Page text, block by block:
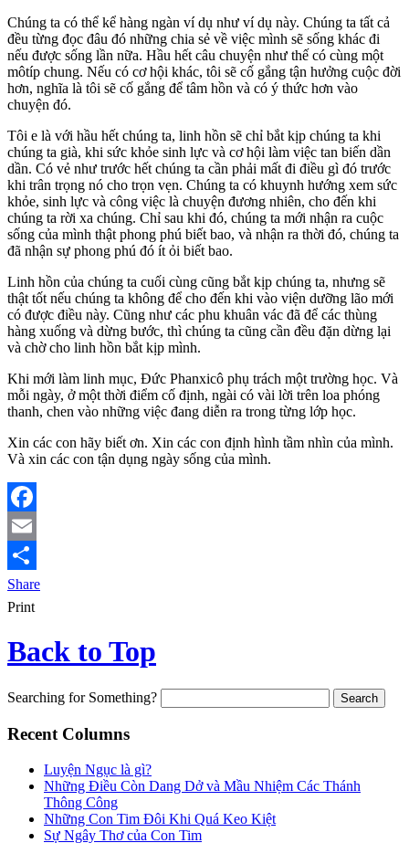
Chúng ta có thể kể hàng ngàn ví dụ như ví dụ này. Chúng ta tất cả
đều từng đọc đâu đó những chia sẻ về việc mình sẽ sống khác đi
nếu được sống lần nữa. Hầu hết câu chuyện như thế có cùng một
môtíp chung. Nếu có cơ hội khác, tôi sẽ cố gắng tận hưởng cuộc đời
hơn, nghĩa là tôi sẽ cố gắng để tâm hồn và có ý thức hơn vào
chuyện đó.
Tôi e là với hầu hết chúng ta, linh hồn sẽ chỉ bắt kịp chúng ta khi
chúng ta già, khi sức khỏe sinh lực và cơ hội làm việc tan biến dần
dần. Có vẻ như trước hết chúng ta cần phải mất đi điều gì đó trước
khi trân trọng nó cho trọn vẹn. Chúng ta có khuynh hướng xem sức
khỏe, sinh lực và công việc là chuyện đương nhiên, cho đến khi
chúng ta rời xa chúng. Chỉ sau khi đó, chúng ta mới nhận ra cuộc
sống của mình thật phong phú biết bao, và nhận ra thời đó, chúng ta
đã nhận sự phong phú đó ít ỏi biết bao.
Linh hồn của chúng ta cuối cùng cũng bắt kịp chúng ta, nhưng sẽ
thật tốt nếu chúng ta không để cho đến khi vào viện dưỡng lão mới
có được điều này. Cũng như các phu khuân vác đã để các thùng
hàng xuống và dừng bước, thì chúng ta cũng cần đều đặn dừng lại
và chờ cho linh hồn bắt kịp mình.
Khi mới làm linh mục, Đức Phanxicô phụ trách một trường học. Và
mỗi ngày, ở một thời điểm cố định, ngài có vài lời trên loa phóng
thanh, chen vào những việc đang diễn ra trong từng lớp học.
Xin các con hãy biết ơn. Xin các con định hình tầm nhìn của mình.
Và xin các con tận dụng ngày sống của mình.
Facebook
Email
Share
Print
Back to Top
Searching for Something?
Recent Columns
Luyện Ngục là gì?
Những Điều Còn Dang Dở và Mầu Nhiệm Các Thánh
Thông Công
Những Con Tim Đôi Khi Quá Keo Kiệt
Sự Ngây Thơ của Con Tim